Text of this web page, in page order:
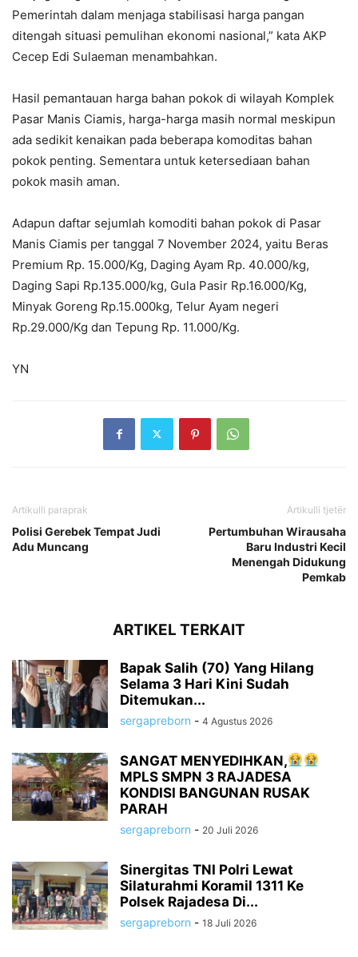
Pemerintah dalam menjaga stabilisasi harga pangan
ditengah situasi pemulihan ekonomi nasional,” kata AKP
Cecep Edi Sulaeman menambahkan.
Hasil pemantauan harga bahan pokok di wilayah Komplek
Pasar Manis Ciamis, harga-harga masih normal meskipun
ada sedikit kenaikan pada beberapa komoditas bahan
pokok penting. Sementara untuk ketersediaan bahan
pokok masih aman.
Adapun daftar sejumlah komoditi bahan pokok di Pasar
Manis Ciamis per tanggal 7 November 2024, yaitu Beras
Premium Rp. 15.000/Kg, Daging Ayam Rp. 40.000/kg,
Daging Sapi Rp.135.000/kg, Gula Pasir Rp.16.000/Kg,
Minyak Goreng Rp.15.000kg, Telur Ayam negeri
Rp.29.000/Kg dan Tepung Rp. 11.000/Kg.
YN
Artikulli paraprak
Polisi Gerebek Tempat Judi
Adu Muncang
Artikulli tjetër
Pertumbuhan Wirausaha
Baru Industri Kecil
Menengah Didukung
Pemkab
ARTIKEL TERKAIT
Bapak Salih (70) Yang Hilang
Selama 3 Hari Kini Sudah
Ditemukan...
sergapreborn - 4 Agustus 2026
SANGAT MENYEDIHKAN,
MPLS SMPN 3 RAJADESA
KONDISI BANGUNAN RUSAK
PARAH
sergapreborn - 20 Juli 2026
Sinergitas TNI Polri Lewat
Silaturahmi Koramil 1311 Ke
Polsek Rajadesa Di...
sergapreborn - 18 Juli 2026